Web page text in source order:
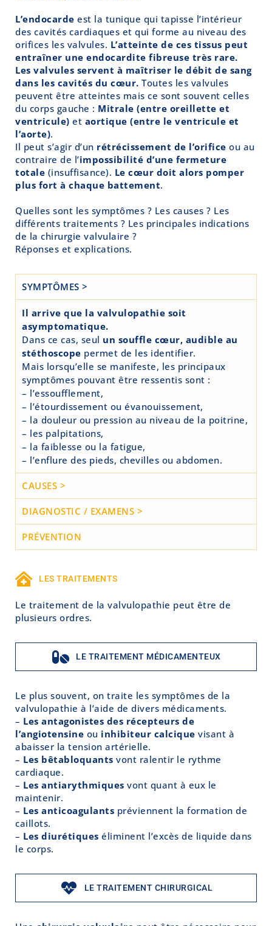
L’endocarde est la tunique qui tapisse l’intérieur
des cavités cardiaques et qui forme au niveau des
orifices les valvules. L’atteinte de ces tissus peut
entraîner une endocardite fibreuse très rare.
Les valvules servent à maîtriser le débit de sang
dans les cavités du cœur. Toutes les valvules
peuvent être atteintes mais ce sont souvent celles
du corps gauche : Mitrale (entre oreillette et
ventricule) et aortique (entre le ventricule et
l’aorte).
Il peut s’agir d’un rétrécissement de l’orifice ou au
contraire de l’impossibilité d’une fermeture
totale (insuffisance). Le cœur doit alors pomper
plus fort à chaque battement.
Quelles sont les symptômes ? Les causes ? Les
différents traitements ? Les principales indications
de la chirurgie valvulaire ?
Réponses et explications.
SYMPTÔMES >
Il arrive que la valvulopathie soit
asymptomatique.
Dans ce cas, seul un souffle cœur, audible au
stéthoscope permet de les identifier.
Mais lorsqu’elle se manifeste, les principaux
symptômes pouvant être ressentis sont :
– l’essoufflement,
– l’étourdissement ou évanouissement,
– la douleur ou pression au niveau de la poitrine,
– les palpitations,
– la faiblesse ou la fatigue,
– l’enflure des pieds, chevilles ou abdomen.
CAUSES >
DIAGNOSTIC / EXAMENS >
PRÉVENTION
LES TRAITEMENTS
Le traitement de la valvulopathie peut être de
plusieurs ordres.
LE TRAITEMENT MÉDICAMENTEUX
Le plus souvent, on traite les symptômes de la
valvulopathie à l’aide de divers médicaments.
– Les antagonistes des récepteurs de
l’angiotensine ou inhibiteur calcique visant à
abaisser la tension artérielle.
– Les bêtabloquants vont ralentir le rythme
cardiaque.
– Les antiarythmiques vont quant à eux le
maintenir.
– Les anticoagulants préviennent la formation de
caillots.
– Les diurétiques éliminent l’excès de liquide dans
le corps.
LE TRAITEMENT CHIRURGICAL